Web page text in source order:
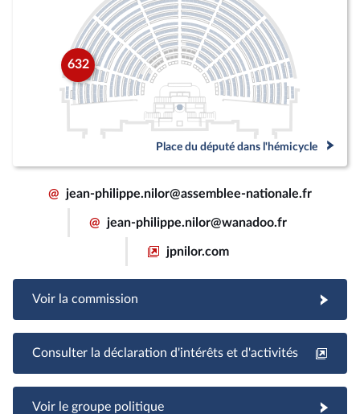
632
Place du député dans l'hémicycle
@ jean-philippe.nilor@assemblee-nationale.fr
@ jean-philippe.nilor@wanadoo.fr
jpnilor.com
Voir la commission
Consulter la déclaration d'intérêts et d'activités
Voir le groupe politique